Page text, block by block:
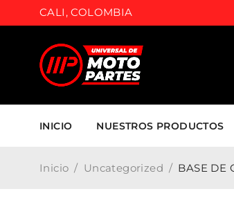
CALI, COLOMBIA
INICIO NUESTROS PRODUCTOS
Inicio / Uncategorized / BASE DE